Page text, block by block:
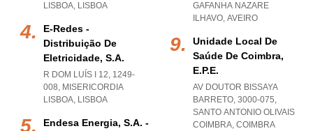
LISBOA, LISBOA
E-Redes -
Distribuição De
Eletricidade, S.a.
R DOM LUÍS I 12, 1249-
008, MISERICORDIA
LISBOA, LISBOA
Endesa Energia, S.a. -
GAFANHA NAZARE
ILHAVO, AVEIRO
Unidade Local De
Saúde De Coimbra,
E.p.e.
AV DOUTOR BISSAYA
BARRETO, 3000-075,
SANTO ANTONIO OLIVAIS
COIMBRA, COIMBRA